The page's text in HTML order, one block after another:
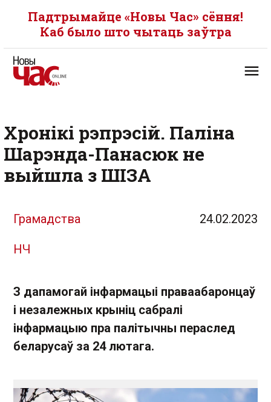
Падтрымайце «Новы Час» сёння!
Каб было што чытаць заўтра
Хронікі рэпрэсій. Паліна
Шарэнда-Панасюк не
выйшла з ШІЗА
Грамадства 24.02.2023
НЧ
З дапамогай інфармацыі праваабаронцаў
і незалежных крыніц сабралі
інфармацыю пра палітычны пераслед
беларусаў за 24 лютага.